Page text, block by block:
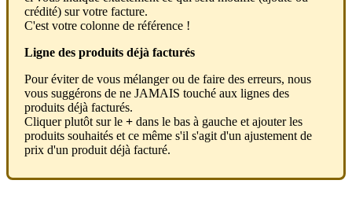
crédité) sur votre facture.
C'est votre colonne de référence !
Ligne des produits déjà facturés
Pour éviter de vous mélanger ou de faire des erreurs, nous
vous suggérons de ne JAMAIS touché aux lignes des
produits déjà facturés.
Cliquer plutôt sur le + dans le bas à gauche et ajouter les
produits souhaités et ce même s'il s'agit d'un ajustement de
prix d'un produit déjà facturé.